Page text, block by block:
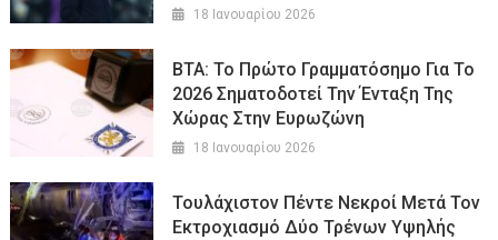
18 Ιανουαρίου 2026
ΒΤΑ: Το Πρώτο Γραμματόσημο Για Το
2026 Σηματοδοτεί Την Ένταξη Της
Χώρας Στην Ευρωζώνη
18 Ιανουαρίου 2026
Τουλάχιστον Πέντε Νεκροί Μετά Τον
Εκτροχιασμό Δύο Τρένων Υψηλής